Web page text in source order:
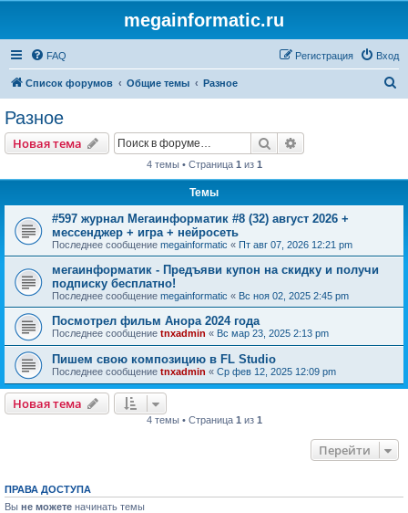
megainformatic.ru
FAQ Вход
Регистрация
Список форумов Общие темы Разное
Разное
Новая тема Поиск
4 темы • Страница 1 из 1
Темы
#597 журнал Мегаинформатик #8 (32) август 2026 +
мессенджер + игра + нейросеть
Последнее сообщение megainformatic « Пт авг 07, 2026 12:21 pm
мегаинформатик - Предъяви купон на скидку и получи
подписку бесплатно!
Последнее сообщение megainformatic « Вс ноя 02, 2025 2:45 pm
Посмотрел фильм Анора 2024 года
Последнее сообщение tnxadmin « Вс мар 23, 2025 2:13 pm
Пишем свою композицию в FL Studio
Последнее сообщение tnxadmin « Ср фев 12, 2025 12:09 pm
Новая тема
4 темы • Страница 1 из 1
Перейти
ПРАВА ДОСТУПА
Вы не можете начинать темы